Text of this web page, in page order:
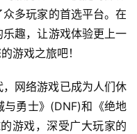
多玩家的首选平台。在
趣，让游戏体验更上一
游戏之旅吧！
网络游戏已成为人们休
与勇士》(DNF)和《绝地
游戏，深受广大玩家的